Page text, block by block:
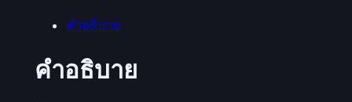
b
คำอธิบาย
คำอธิบาย